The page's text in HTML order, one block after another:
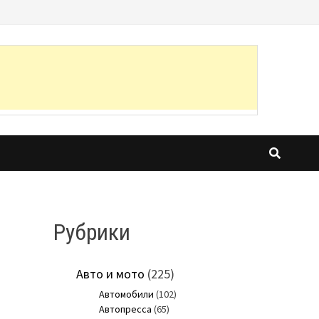
Рубрики
Авто и мото (225)
Автомобили (102)
Автопресса (65)